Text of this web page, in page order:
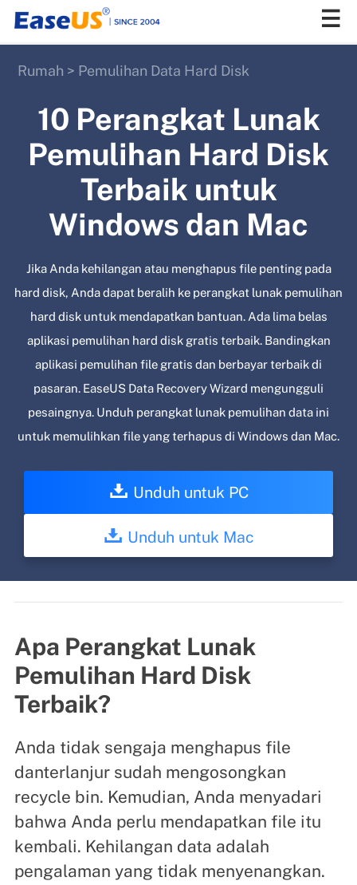
Rumah > Pemulihan Data Hard Disk
10 Perangkat Lunak
Pemulihan Hard Disk
Terbaik untuk
Windows dan Mac
Jika Anda kehilangan atau menghapus file penting pada
hard disk, Anda dapat beralih ke perangkat lunak pemulihan
hard disk untuk mendapatkan bantuan. Ada lima belas
aplikasi pemulihan hard disk gratis terbaik. Bandingkan
aplikasi pemulihan file gratis dan berbayar terbaik di
pasaran. EaseUS Data Recovery Wizard mengungguli
pesaingnya. Unduh perangkat lunak pemulihan data ini
untuk memulihkan file yang terhapus di Windows dan Mac.
Unduh untuk PC
Unduh untuk Mac
Apa Perangkat Lunak
Pemulihan Hard Disk
Terbaik?
Anda tidak sengaja menghapus file
danterlanjur sudah mengosongkan
recycle bin. Kemudian, Anda menyadari
bahwa Anda perlu mendapatkan file itu
kembali. Kehilangan data adalah
pengalaman yang tidak menyenangkan.